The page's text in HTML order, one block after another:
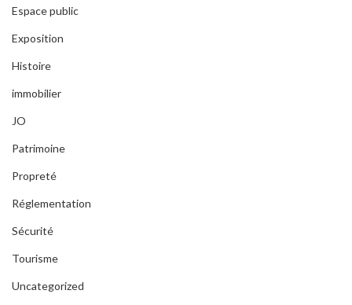
Espace public
Exposition
Histoire
immobilier
JO
Patrimoine
Propreté
Réglementation
Sécurité
Tourisme
Uncategorized